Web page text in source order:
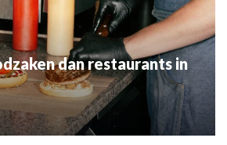
dan restaurants in